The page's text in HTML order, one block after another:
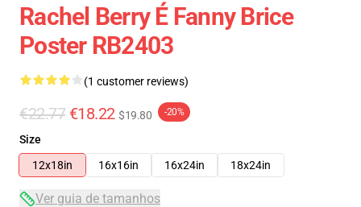
Rachel Berry É Fanny Brice
Poster RB2403
(1 customer reviews)
€22.77 €18.22 $19.80 -20%
Size
12x18in
16x16in 16x24in 18x24in
Ver guia de tamanhos